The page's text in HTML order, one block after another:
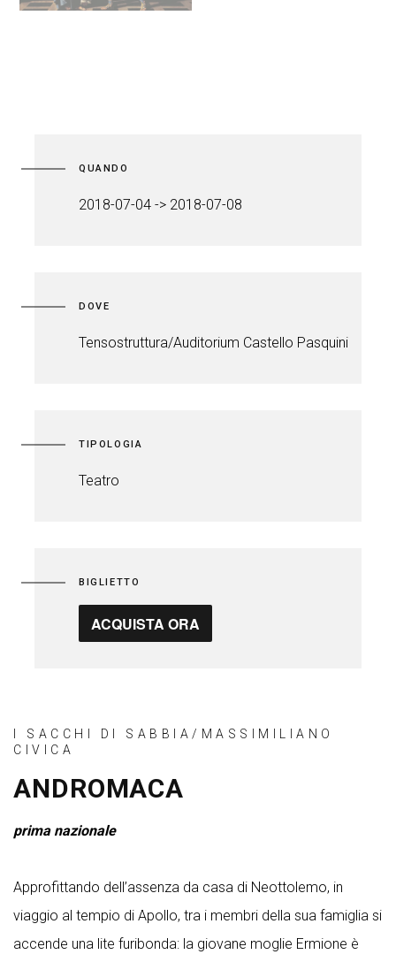
QUANDO
2018-07-04 -> 2018-07-08
DOVE
Tensostruttura/Auditorium Castello Pasquini
TIPOLOGIA
Teatro
BIGLIETTO
ACQUISTA ORA
I SACCHI DI SABBIA/MASSIMILIANO
CIVICA
ANDROMACA
prima nazionale
Approfittando dell’assenza da casa di Neottolemo, in
viaggio al tempio di Apollo, tra i membri della sua famiglia si
accende una lite furibonda: la giovane moglie Ermione è